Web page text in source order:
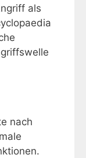
als
nach